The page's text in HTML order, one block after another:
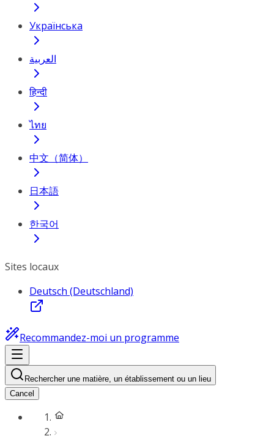
Українська
العربية
हिन्दी
ไทย
中文（简体）
日本語
한국어
Sites locaux
Deutsch (Deutschland)
Recommandez-moi un programme
Rechercher une matière, un établissement ou un lieu
Cancel